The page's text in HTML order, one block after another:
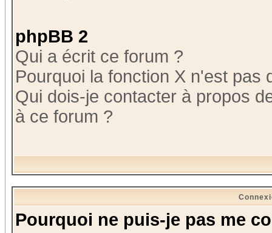
phpBB 2
Qui a écrit ce forum ?
Pourquoi la fonction X n'est pas
Qui dois-je contacter à propos
à ce forum ?
Pourquoi ne puis-je pas me